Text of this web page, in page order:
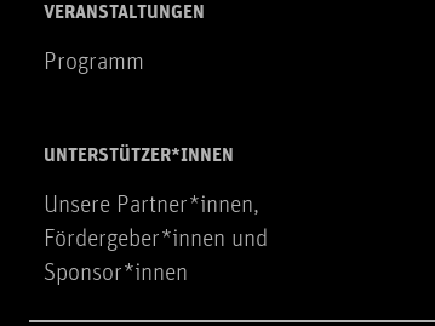
VERANSTALTUNGEN
Programm
UNTERSTÜTZER*INNEN
Unsere Partner*innen,
Fördergeber*innen und
Sponsor*innen